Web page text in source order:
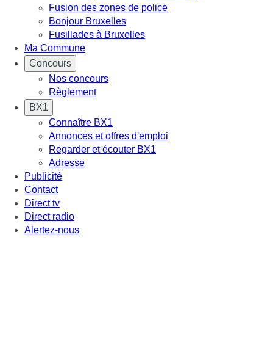
Fusion des zones de police
Bonjour Bruxelles
Fusillades à Bruxelles
Ma Commune
Concours
Nos concours
Règlement
BX1
Connaître BX1
Annonces et offres d'emploi
Regarder et écouter BX1
Adresse
Publicité
Contact
Direct tv
Direct radio
Alertez-nous